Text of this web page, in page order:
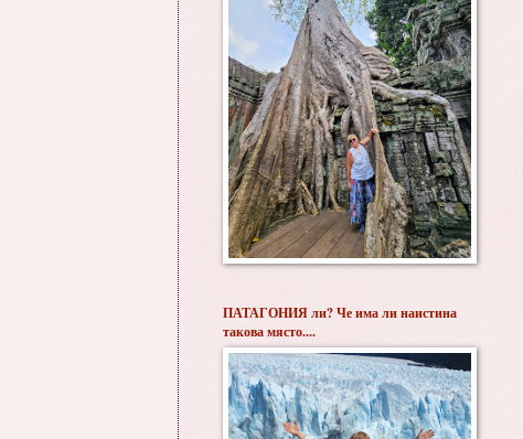
ПАТАГОНИЯ ли? Че има ли наистина
такова място....